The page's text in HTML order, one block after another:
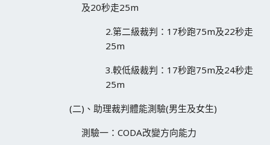
及20秒走25m
2.第二級裁判：17秒跑75m及22秒走
25m
3.較低級裁判：17秒跑75m及24秒走
25m
(二)、助理裁判體能測驗(男生及女生)
測驗一：CODA改變方向能力